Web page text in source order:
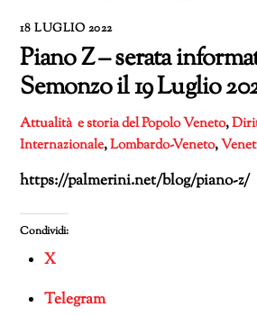
18 LUGLIO 2022
Piano Z – serata
Semonzo il 19 Luglio
Attualità e storia del Popolo Veneto,
Internazionale,Lombardo-Veneto,
https://palmerini.net/blog/piano-z/
Condividi:
X
Telegram